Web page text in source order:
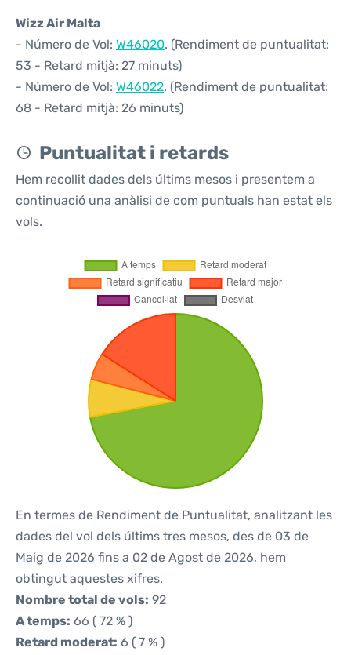
Wizz Air Malta
- Número de Vol: W46020. (Rendiment de puntualitat:
53 - Retard mitjà: 27 minuts)
- Número de Vol: W46022. (Rendiment de puntualitat:
68 - Retard mitjà: 26 minuts)
Puntualitat i retards
Hem recollit dades dels últims mesos i presentem a
continuació una anàlisi de com puntuals han estat els
vols.
En termes de Rendiment de Puntualitat, analitzant les
dades del vol dels últims tres mesos, des de 03 de
Maig de 2026 fins a 02 de Agost de 2026, hem
obtingut aquestes xifres.
Nombre total de vols: 92
A temps: 66 ( 72 % )
Retard moderat: 6 ( 7 % )